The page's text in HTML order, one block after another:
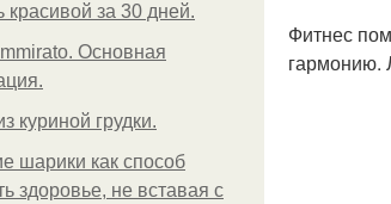
красивой за 30 дней.
Основная
куриной грудки.
шарики как способ
здоровье, не вставая с
Фитнес
гармонию.